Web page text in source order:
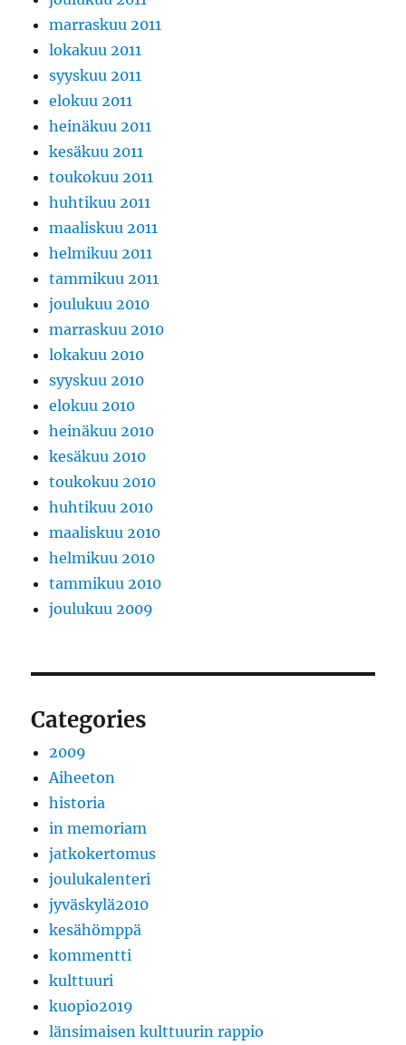
marraskuu 2011
lokakuu 2011
syyskuu 2011
elokuu 2011
heinäkuu 2011
kesäkuu 2011
toukokuu 2011
huhtikuu 2011
maaliskuu 2011
helmikuu 2011
tammikuu 2011
joulukuu 2010
marraskuu 2010
lokakuu 2010
syyskuu 2010
elokuu 2010
heinäkuu 2010
kesäkuu 2010
toukokuu 2010
huhtikuu 2010
maaliskuu 2010
helmikuu 2010
tammikuu 2010
joulukuu 2009
Categories
2009
Aiheeton
historia
in memoriam
jatkokertomus
joulukalenteri
jyväskylä2010
kesähömppä
kommentti
kulttuuri
kuopio2019
länsimaisen kulttuurin rappio